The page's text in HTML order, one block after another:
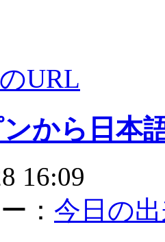
URL
から日本
16:09
： 今日の